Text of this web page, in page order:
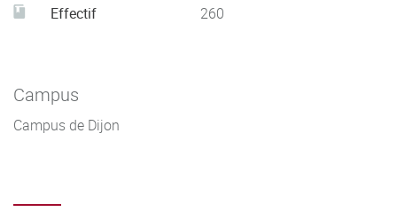
Effectif 260
Campus
Campus de Dijon